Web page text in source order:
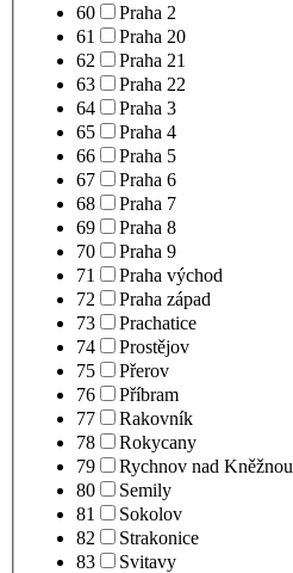
60
Praha 2
61
Praha 20
62
Praha 21
63
Praha 22
64
Praha 3
65
Praha 4
66
Praha 5
67
Praha 6
68
Praha 7
69
Praha 8
70
Praha 9
71
Praha východ
72
Praha západ
73
Prachatice
74
Prostějov
75
Přerov
76
Příbram
77
Rakovník
78
Rokycany
79
Rychnov nad Kněžnou
80
Semily
81
Sokolov
82
Strakonice
83
Svitavy